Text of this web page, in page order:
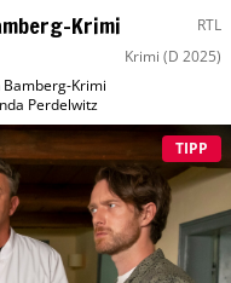
Krimi RTL
Krimi (D 2025)
Bamberg-Krimi
Perdelwitz
TIPP